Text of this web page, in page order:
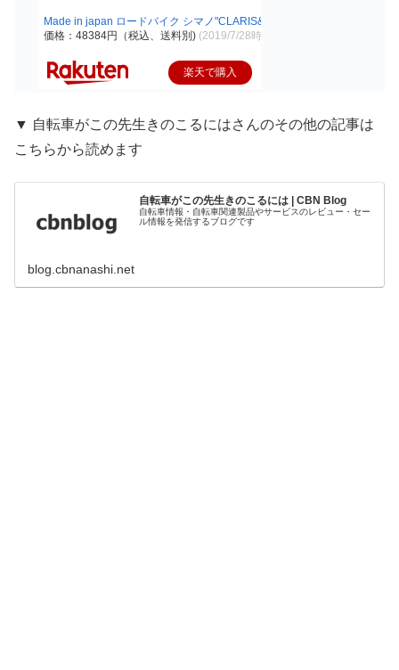
Made in japan ロードバイク シマノ"CLARIS&quo…
価格：48384円（税込、送料別) (2019/7/28時点)
楽天で購入
▼ 自転車がこの先生きのこるにはさんのその他の記事は
こちらから読めます
自転車がこの先生きのこるには | CBN Blog
自転車情報・自転車関連製品やサービスのレビュー・セー
ル情報を発信するブログです
blog.cbnanashi.net